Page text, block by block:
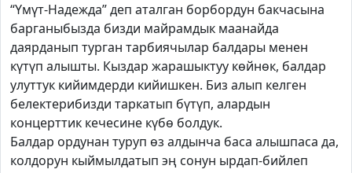
“Үмүт-Надежда” деп аталган борбордун бакчасына
барганыбызда бизди майрамдык маанайда
даярданып турган тарбиячылар балдары менен
күтүп алышты. Кыздар жарашыктуу көйнөк, балдар
улуттук кийимдерди кийишкен. Биз алып келген
белектерибизди таркатып бүтүп, алардын
концерттик кечесине күбө болдук.
Балдар ордунан туруп өз алдынча баса алышпаса да,
колдорун кыймылдатып эң сонун ырдап-бийлеп